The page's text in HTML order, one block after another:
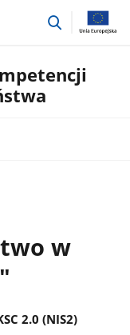
przejdź
w
2.0 (NIS2)